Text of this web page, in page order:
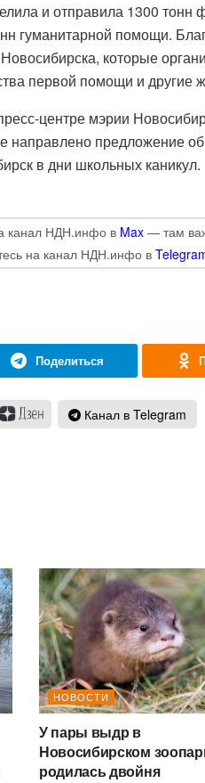
и отправила 1300
гуманитарной помощи.
которые
первой помощи и другие
центре мэрии
направлено предложение
в дни школьных каникул.
канал НДН.инфо в Max — там
на канал НДН.инфо в
Канал в Telegram
НОВОСТИ
У пары выдр в
Новосибирском
родилась двойня